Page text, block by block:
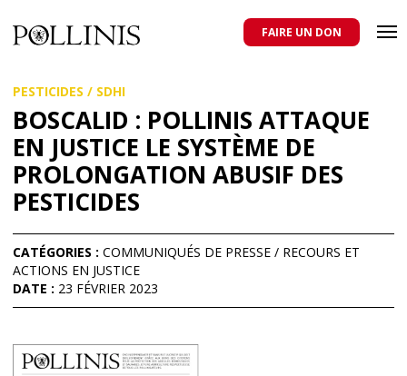
au
contenu
principal
domestiques et sauvages, et pour une agriculture qui respecte tous
les pollinisateurs
FAIRE UN DON
PESTICIDES / SDHI
BOSCALID : POLLINIS ATTAQUE
EN JUSTICE LE SYSTÈME DE
PROLONGATION ABUSIF DES
PESTICIDES
CATÉGORIES : COMMUNIQUÉS DE PRESSE / RECOURS ET
ACTIONS EN JUSTICE
DATE : 23 FÉVRIER 2023